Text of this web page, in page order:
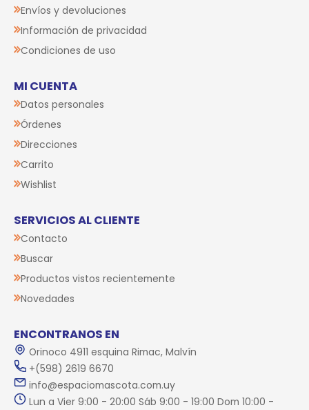
Envíos y devoluciones
Información de privacidad
Condiciones de uso
MI CUENTA
Datos personales
Órdenes
Direcciones
Carrito
Wishlist
SERVICIOS AL CLIENTE
Contacto
Buscar
Productos vistos recientemente
Novedades
ENCONTRANOS EN
Orinoco 4911 esquina Rimac, Malvín
+(598) 2619 6670
info@espaciomascota.com.uy
Lun a Vier 9:00 - 20:00 Sáb 9:00 - 19:00 Dom 10:00 -